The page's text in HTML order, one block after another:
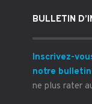
BULLETIN
Inscrivez-
notre
ne plus rater